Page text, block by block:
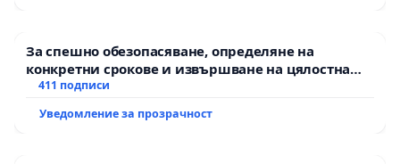
За спешно обезопасяване, определяне на
конкретни срокове и извършване на цялостна
рехабилитация на републиканския път между
Мирово - к.к. Момин проход
411 подписи
Уведомление за прозрачност